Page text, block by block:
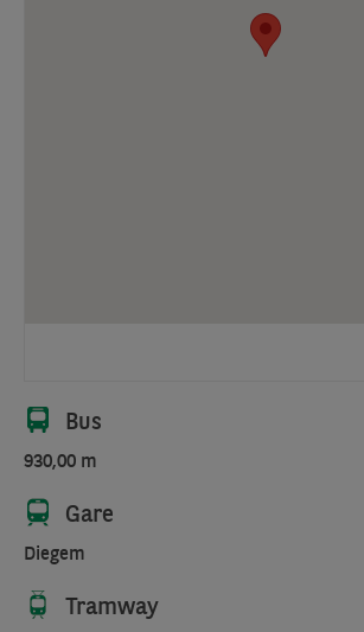
Bus
930,00 m
Gare
Diegem
Tramway